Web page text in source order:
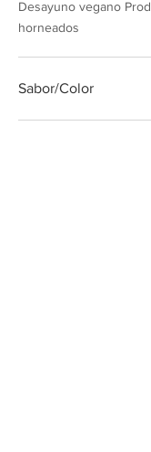
Desayuno vegano
horneados
Sabor/Color